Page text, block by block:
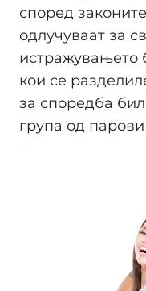
според
одлучуваат за
истражувањето
кои се
за споредба
група од